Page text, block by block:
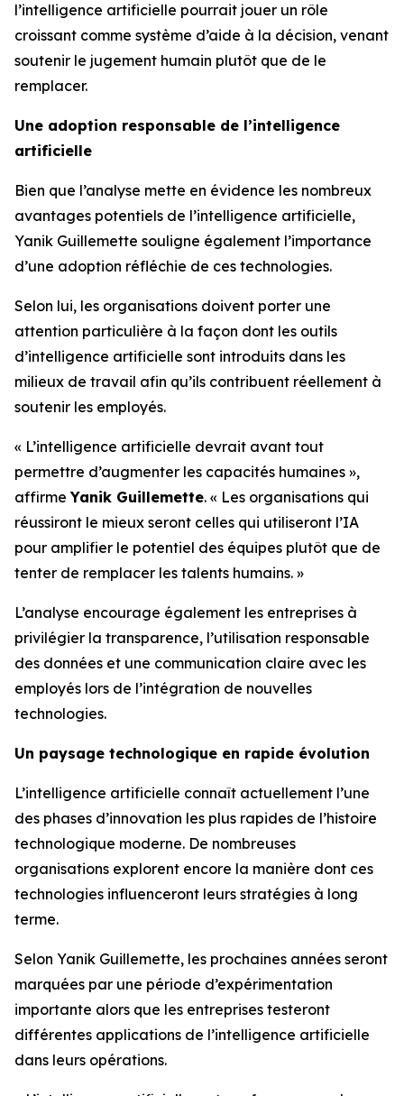
l’intelligence artificielle pourrait jouer un rôle
croissant comme système d’aide à la décision, venant
soutenir le jugement humain plutôt que de le
remplacer.
Une adoption responsable de l’intelligence
artificielle
Bien que l’analyse mette en évidence les nombreux
avantages potentiels de l’intelligence artificielle,
Yanik Guillemette souligne également l’importance
d’une adoption réfléchie de ces technologies.
Selon lui, les organisations doivent porter une
attention particulière à la façon dont les outils
d’intelligence artificielle sont introduits dans les
milieux de travail afin qu’ils contribuent réellement à
soutenir les employés.
« L’intelligence artificielle devrait avant tout
permettre d’augmenter les capacités humaines »,
affirmeYanik Guillemette. « Les organisations qui
réussiront le mieux seront celles qui utiliseront l’IA
pour amplifier le potentiel des équipes plutôt que de
tenter de remplacer les talents humains. »
L’analyse encourage également les entreprises à
privilégier la transparence, l’utilisation responsable
des données et une communication claire avec les
employés lors de l’intégration de nouvelles
technologies.
Un paysage technologique en rapide évolution
L’intelligence artificielle connaît actuellement l’une
des phases d’innovation les plus rapides de l’histoire
technologique moderne. De nombreuses
organisations explorent encore la manière dont ces
technologies influenceront leurs stratégies à long
terme.
Selon Yanik Guillemette, les prochaines années seront
marquées par une période d’expérimentation
importante alors que les entreprises testeront
différentes applications de l’intelligence artificielle
dans leurs opérations.